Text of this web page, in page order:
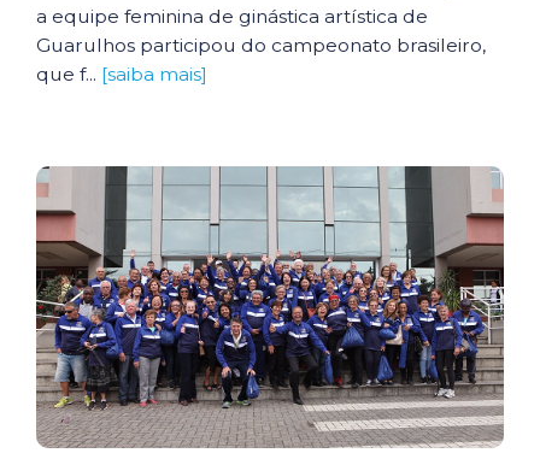
a equipe feminina de ginástica artística de
Guarulhos participou do campeonato brasileiro,
que f... [saiba mais]